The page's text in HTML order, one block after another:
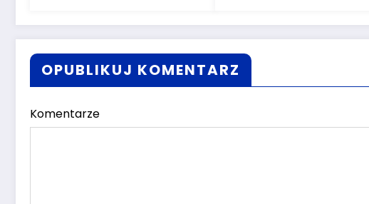
OPUBLIKUJ KOMENTARZ
Komentarze